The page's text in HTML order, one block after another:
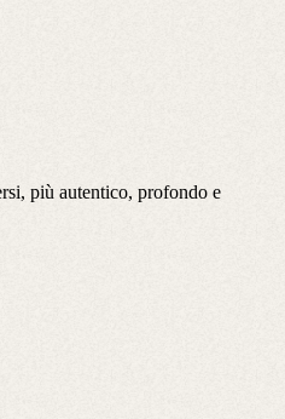
più autentico, profondo e